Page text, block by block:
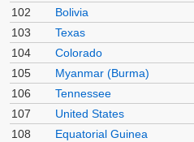
102
Bolivia
103
Texas
104
Colorado
105
Myanmar (Burma)
106
Tennessee
107
United States
108
Equatorial Guinea